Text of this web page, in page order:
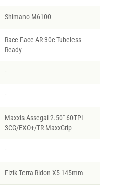
Shimano M6100
Race Face AR 30c Tubeless
Ready
-
-
Maxxis Assegai 2.50" 60TPI
3CG/EXO+/TR MaxxGrip
-
Fizik Terra Ridon X5 145mm